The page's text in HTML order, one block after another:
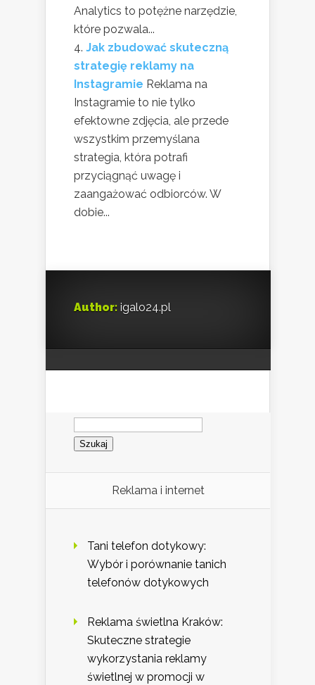
Analytics to potężne narzędzie,
które pozwala...
Jak zbudować skuteczną
strategię reklamy na
Instagramie Reklama na
Instagramie to nie tylko
efektowne zdjęcia, ale przede
wszystkim przemyślana
strategia, która potrafi
przyciągnąć uwagę i
zaangażować odbiorców. W
dobie...
Author: igalo24.pl
Szukaj:
Reklama i internet
Tani telefon dotykowy:
Wybór i porównanie tanich
telefonów dotykowych
Reklama świetlna Kraków:
Skuteczne strategie
wykorzystania reklamy
świetlnej w promocji w